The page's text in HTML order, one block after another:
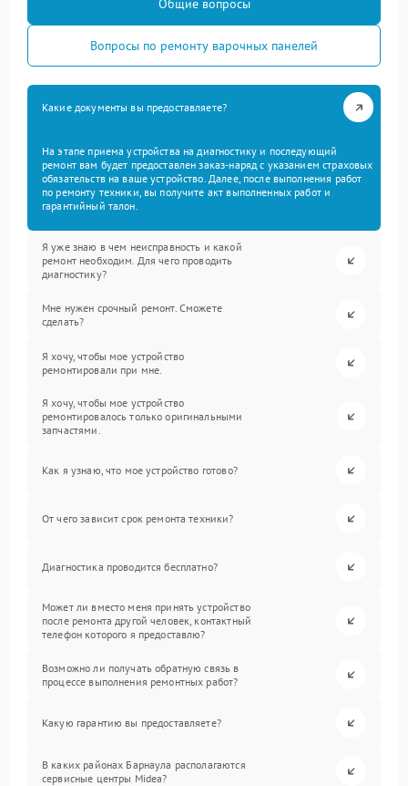
Общие вопросы
Вопросы по ремонту варочных панелей
Какие документы вы предоставляете?
На этапе приема устройства на диагностику и последующий
ремонт вам будет предоставлен заказ-наряд с указанием страховых
обязательств на ваше устройство. Далее, после выполнения работ
по ремонту техники, вы получите акт выполненных работ и
гарантийный талон.
Я уже знаю в чем неисправность и какой
ремонт необходим. Для чего проводить
диагностику?
Мне нужен срочный ремонт. Сможете
сделать?
Я хочу, чтобы мое устройство
ремонтировали при мне.
Я хочу, чтобы мое устройство
ремонтировалось только оригинальными
запчастями.
Как я узнаю, что мое устройство готово?
От чего зависит срок ремонта техники?
Диагностика проводится бесплатно?
Может ли вместо меня принять устройство
после ремонта другой человек, контактный
телефон которого я предоставлю?
Возможно ли получать обратную связь в
процессе выполнения ремонтных работ?
Какую гарантию вы предоставляете?
В каких районах Барнаула располагаются
сервисные центры Midea?